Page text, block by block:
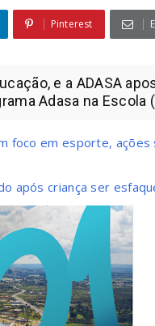
Pinterest
e a ADASA
Adasa na Escola
foco em esporte,
após criança ser